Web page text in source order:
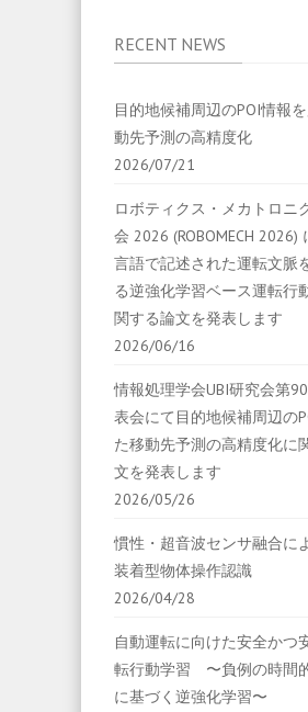
RECENT NEWS
目的地候補周辺のPOI情報
動先予測の高精度化
2026/07/21
ロボティクス・メカトロニ
会 2026 (ROBOMECH 2026)
言語で記述された運転文脈
る逆強化学習ベース運転行
関する論文を発表します
2026/06/16
情報処理学会UBI研究会第
表会にて目的地候補周辺の
た移動先予測の高精度化に
文を発表します
2026/05/26
慣性・超音波センサ融合に
装着型物体操作認識
2026/04/28
自動運転に向けた安全かつ
転行動学習 〜負例の時間
に基づく逆強化学習〜